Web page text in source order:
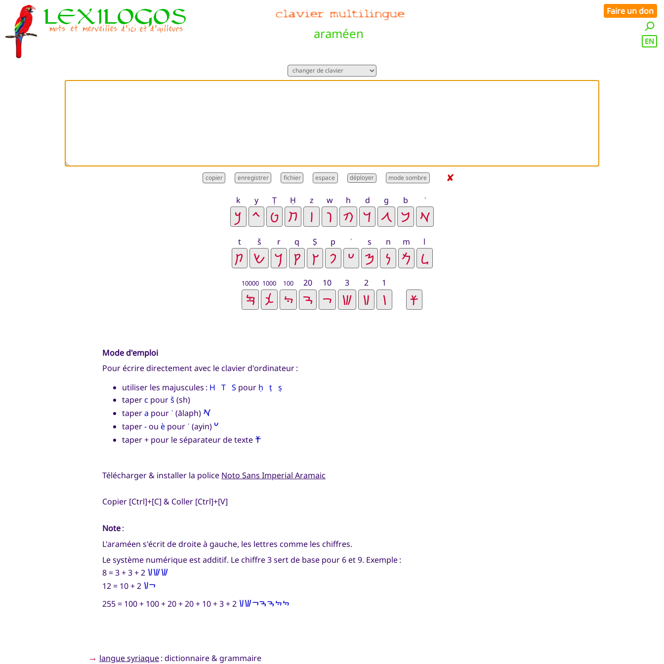
araméen
Faire un don
EN
déployer ✘
ʾ
b
g
d
h
w
z
Ḥ
Ṭ
y
k
l
m
n
s
ʿ
p
Ṣ
q
r
š
t
1
2
3
10
20
100
1000
10000
Mode d'emploi
Pour écrire directement avec le clavier d'ordinateur :
utiliser les majuscules : H T S pour ḥ ṭ ṣ
taperc pourš (sh)
tapera pour ʾ (ālaph) 𐡀
taper-ouè pour ʿ (ayin) 𐡏
taper + pour le séparateur de texte 𐡗
Télécharger & installer la police Noto Sans Imperial Aramaic
Copier [Ctrl]+[C] & Coller [Ctrl]+[V]
Note:
L'araméen s'écrit de droite à gauche, les lettres comme les chiffres.
Le système numérique est additif. Le chiffre 3 sert de base pour 6 et 9. Exemple :
8 = 3 + 3 + 2 𐡚𐡚𐡙
12 = 10 + 2 𐡛𐡙
255 = 100 + 100 + 20 + 20 + 10 + 3 + 2 𐡝𐡝𐡜𐡜𐡛𐡚𐡙
→ langue syriaque: dictionnaire & grammaire